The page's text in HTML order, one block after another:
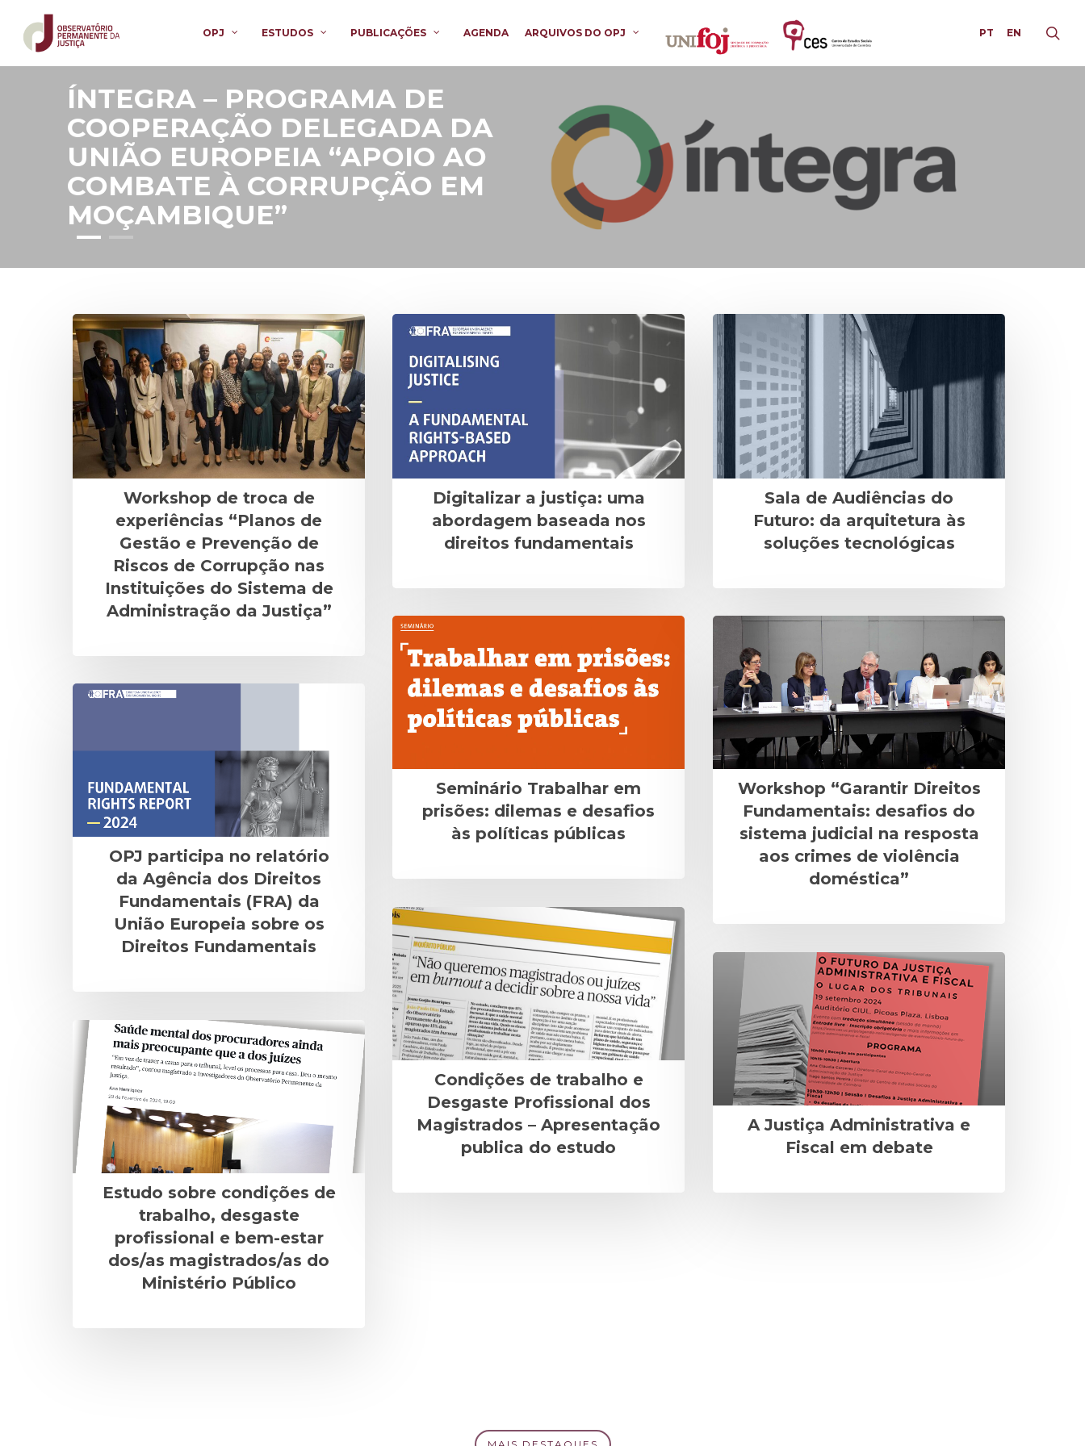
PT EN
OPJ ESTUDOS PUBLICAÇÕES AGENDA ARQUIVOS DO OPJ
ÍNTEGRA – PROGRAMA DE
COOPERAÇÃO DELEGADA DA
UNIÃO EUROPEIA “APOIO AO
COMBATE À CORRUPÇÃO EM
MOÇAMBIQUE”
Workshop de troca de
experiências “Planos de
Gestão e Prevenção de
Riscos de Corrupção nas
Instituições do Sistema de
Administração da Justiça”
Digitalizar a justiça: uma
abordagem baseada nos
direitos fundamentais
Sala de Audiências do
Futuro: da arquitetura às
soluções tecnológicas
Seminário Trabalhar em
prisões: dilemas e desafios
às políticas públicas
Workshop “Garantir Direitos
Fundamentais: desafios do
sistema judicial na resposta
aos crimes de violência
doméstica”
OPJ participa no relatório
da Agência dos Direitos
Fundamentais (FRA) da
União Europeia sobre os
Direitos Fundamentais
Condições de trabalho e
Desgaste Profissional dos
Magistrados – Apresentação
publica do estudo
A Justiça Administrativa e
Fiscal em debate
Estudo sobre condições de
trabalho, desgaste
profissional e bem-estar
dos/as magistrados/as do
Ministério Público